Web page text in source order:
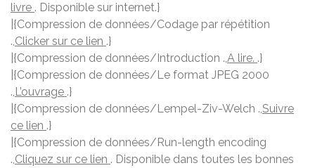
livre . Disponible sur internet.}
|{Compression de données/Codage par répétition
., Clicker sur ce lien .}
|{Compression de données/Introduction ., A lire. .}
|{Compression de données/Le format JPEG 2000
., L’ouvrage .}
|{Compression de données/Lempel-Ziv-Welch ., Suivre
ce lien .}
|{Compression de données/Run-length encoding
., Cliquez sur ce lien . Disponible dans toutes les bonnes